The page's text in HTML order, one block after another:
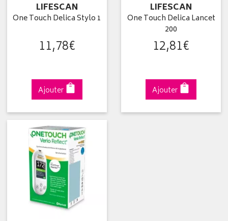
LIFESCAN
One Touch Delica Stylo 1
11,78€
Ajouter
LIFESCAN
One Touch Delica Lancet
200
12,81€
Ajouter